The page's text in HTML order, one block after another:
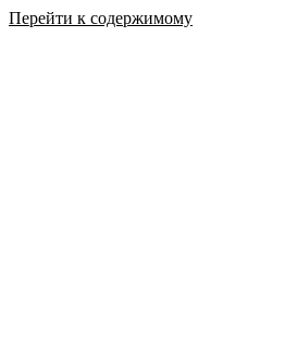
Перейти к содержимому